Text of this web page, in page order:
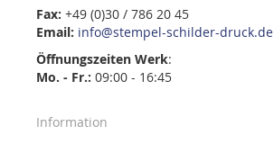
Fax: +49 (0)30 / 786 20 45
Email: info@stempel-schilder-druck.de
Öffnungszeiten Werk:
Mo. - Fr.: 09:00 - 16:45
Information